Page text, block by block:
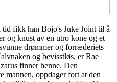
tid fikk han Bojo's Juke Joint til å
og knust av en utro kone og et
drømmer og forræderiets
og bevisstløs, er Rae
finner henne. Den
mannen, oppdager fort at den